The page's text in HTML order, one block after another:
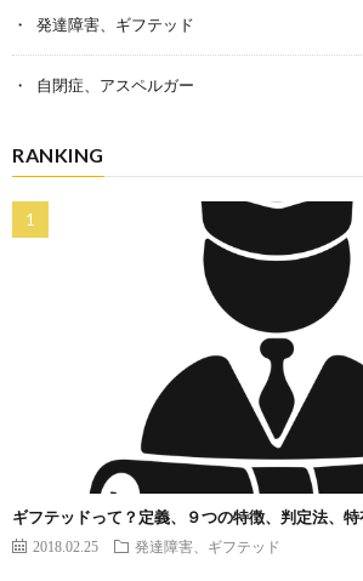
発達障害、ギフテッド
自閉症、アスペルガー
RANKING
ギフテッドって？定義、９つの特徴、判定法、
2018.02.25 発達障害、ギフテッド